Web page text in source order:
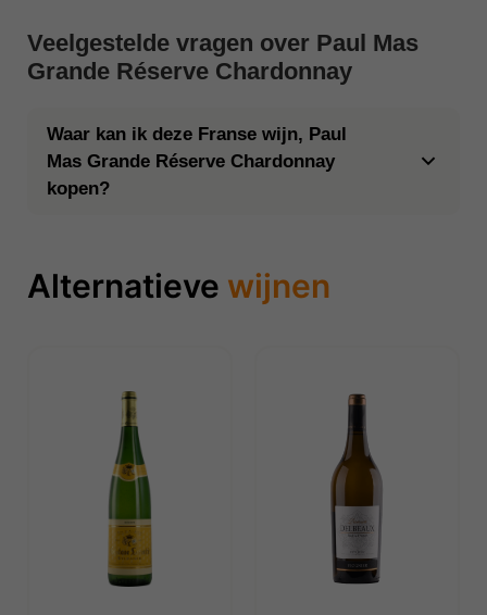
Veelgestelde vragen over Paul Mas
Grande Réserve Chardonnay
Waar kan ik deze Franse wijn, Paul
Mas Grande Réserve Chardonnay
kopen?
Alternatieve wijnen